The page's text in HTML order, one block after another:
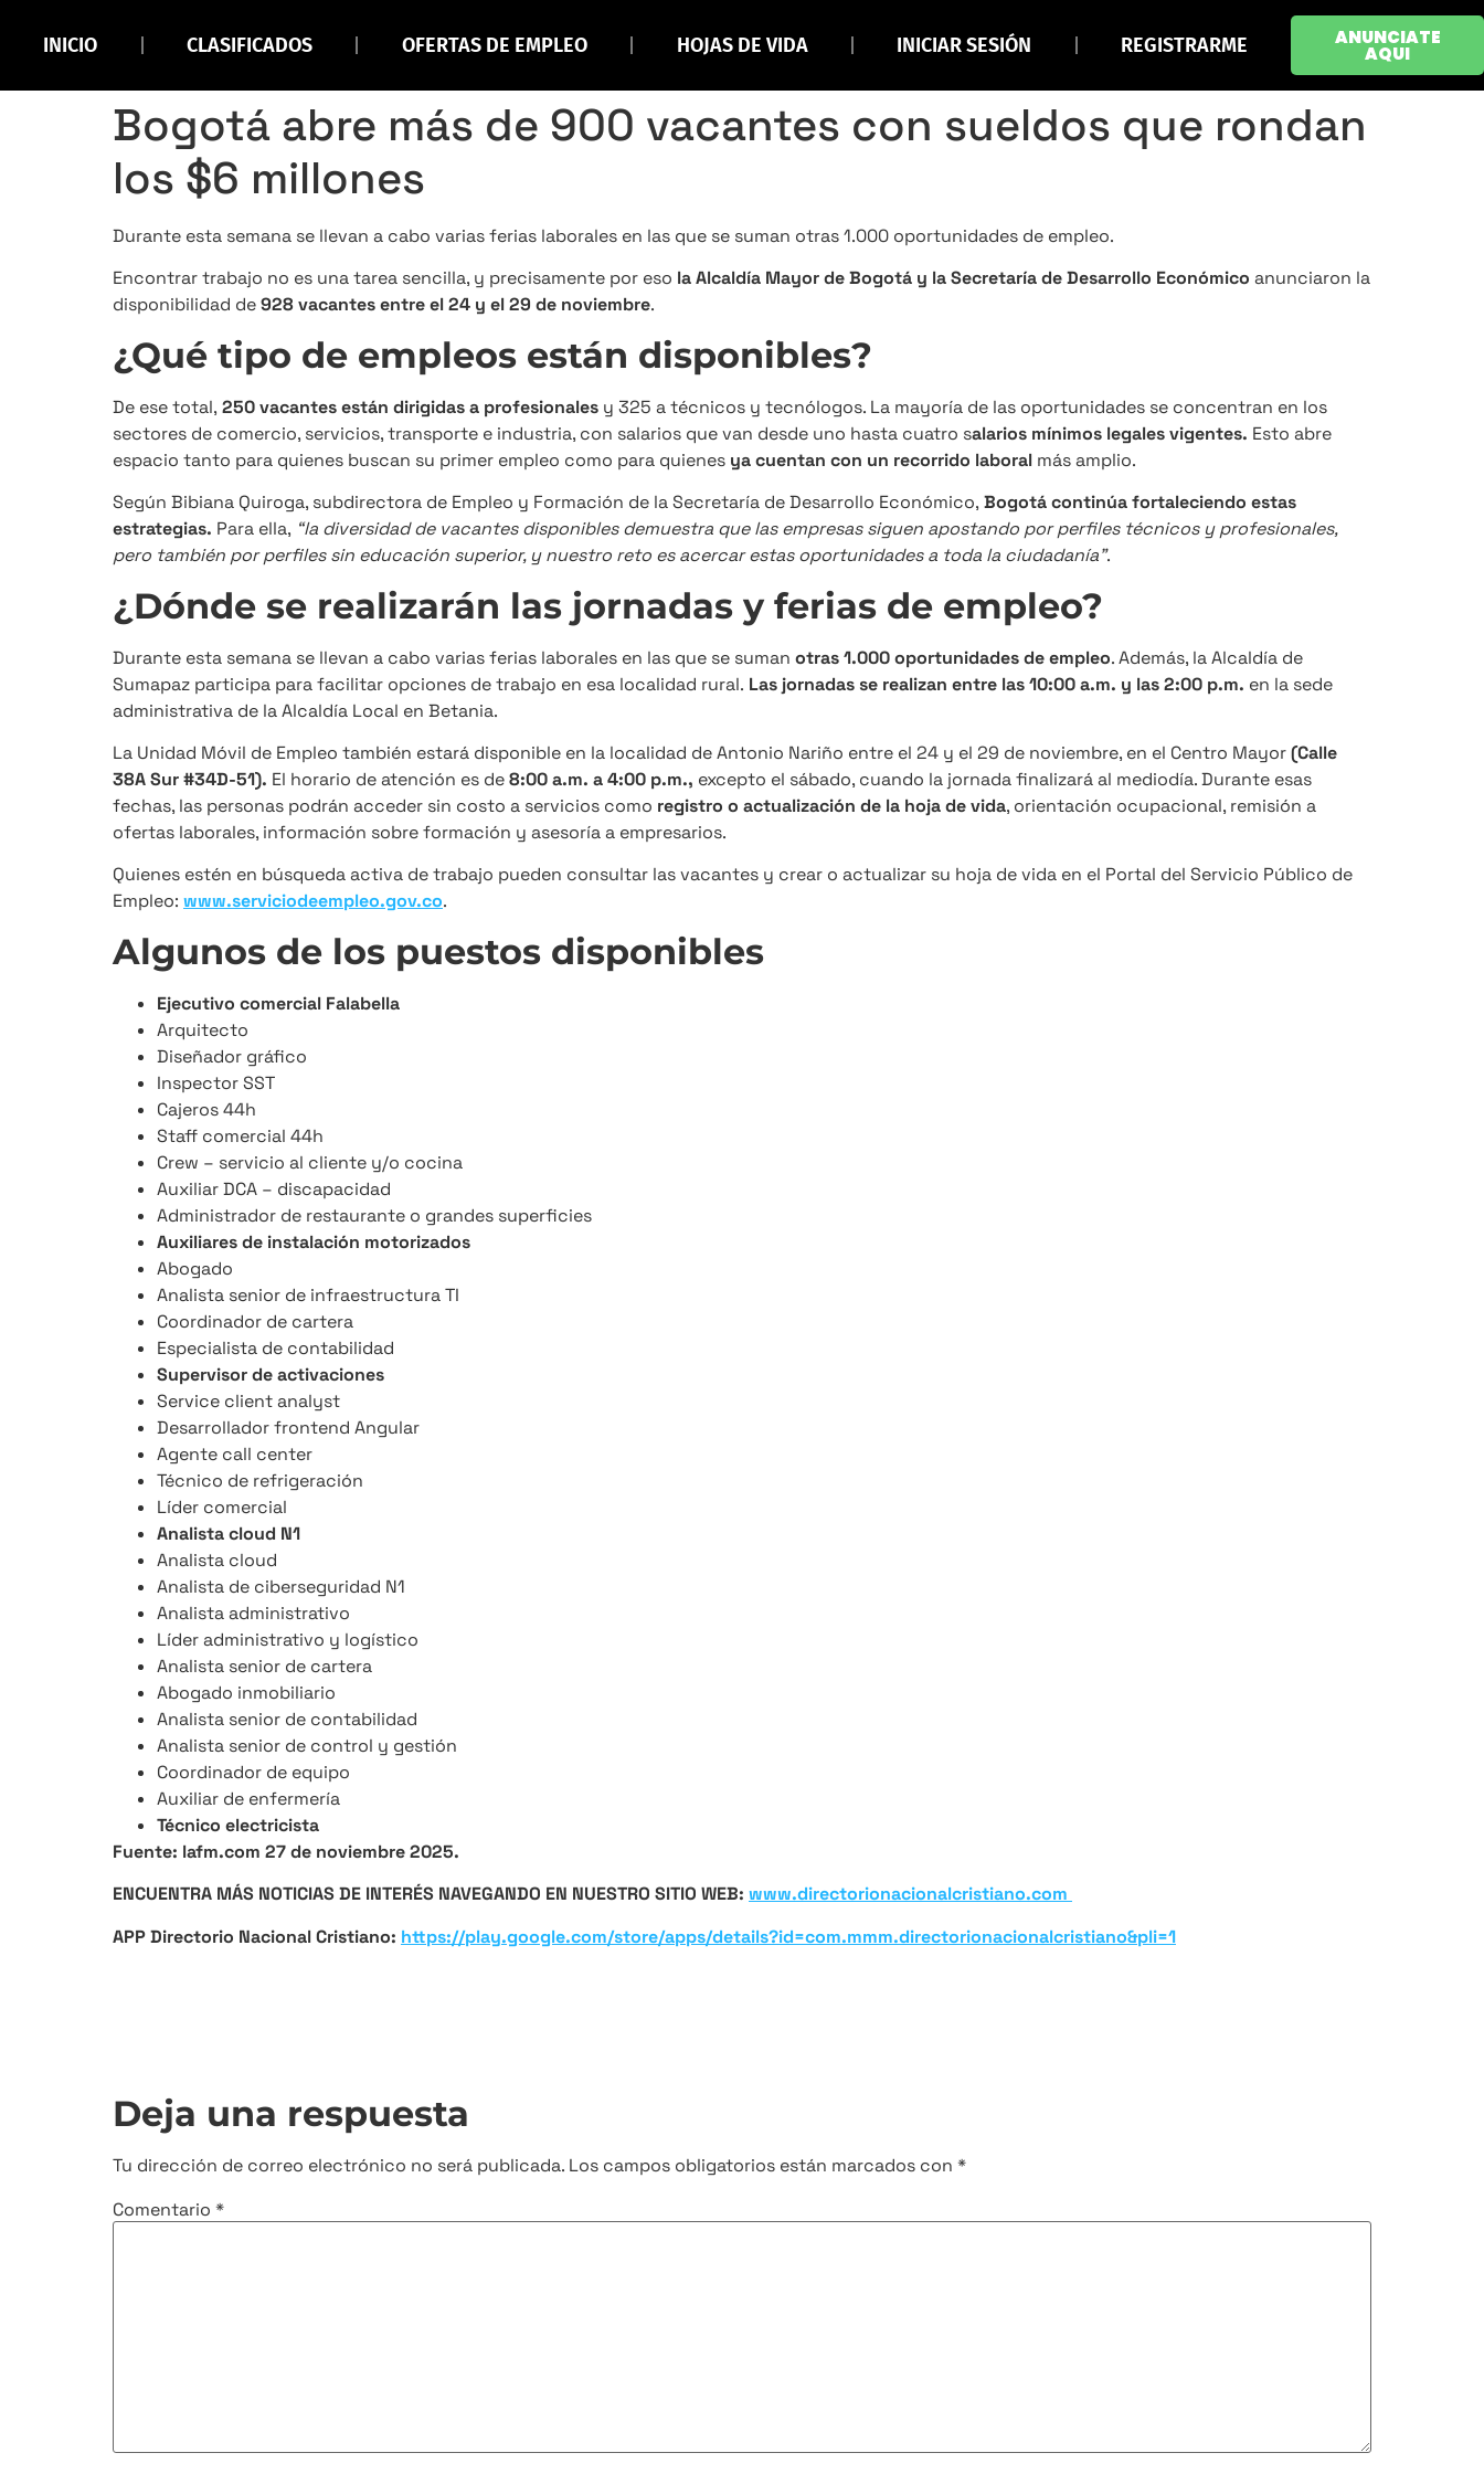
INICIO CLASIFICADOS OFERTAS DE EMPLEO HOJAS DE VIDA INICIAR SESIÓN REGISTRARME ANUNCIATE
AQUI
Bogotá abre más de 900 vacantes con sueldos que rondan
los $6 millones
Durante esta semana se llevan a cabo varias ferias laborales en las que se suman otras 1.000 oportunidades de empleo.
Encontrar trabajo no es una tarea sencilla, y precisamente por eso la Alcaldía Mayor de Bogotá y la Secretaría de Desarrollo Económico anunciaron la
disponibilidad de928 vacantes entre el 24 y el 29 de noviembre.
¿Qué tipo de empleos están disponibles?
De ese total, 250 vacantes están dirigidas a profesionales y 325 a técnicos y tecnólogos. La mayoría de las oportunidades se concentran en los
sectores de comercio, servicios, transporte e industria, con salarios que van desde uno hasta cuatro salarios mínimos legales vigentes. Esto abre
espacio tanto para quienes buscan su primer empleo como para quienes ya cuentan con un recorrido laboral más amplio.
Según Bibiana Quiroga, subdirectora de Empleo y Formación de la Secretaría de Desarrollo Económico, Bogotá continúa fortaleciendo estas
estrategias. Para ella, “la diversidad de vacantes disponibles demuestra que las empresas siguen apostando por perfiles técnicos y profesionales,
pero también por perfiles sin educación superior, y nuestro reto es acercar estas oportunidades a toda la ciudadanía”.
¿Dónde se realizarán las jornadas y ferias de empleo?
Durante esta semana se llevan a cabo varias ferias laborales en las que se suman otras 1.000 oportunidades de empleo. Además, la Alcaldía de
Sumapaz participa para facilitar opciones de trabajo en esa localidad rural. Las jornadas se realizan entre las 10:00 a.m. y las 2:00 p.m. en la sede
administrativa de la Alcaldía Local en Betania.
La Unidad Móvil de Empleo también estará disponible en la localidad de Antonio Nariño entre el 24 y el 29 de noviembre, en el Centro Mayor(Calle
38A Sur #34D-51). El horario de atención es de8:00 a.m. a 4:00 p.m., excepto el sábado, cuando la jornada finalizará al mediodía. Durante esas
fechas, las personas podrán acceder sin costo a servicios como registro o actualización de la hoja de vida, orientación ocupacional, remisión a
ofertas laborales, información sobre formación y asesoría a empresarios.
Quienes estén en búsqueda activa de trabajo pueden consultar las vacantes y crear o actualizar su hoja de vida en el Portal del Servicio Público de
Empleo: www.serviciodeempleo.gov.co.
Algunos de los puestos disponibles
Ejecutivo comercial Falabella
Arquitecto
Diseñador gráfico
Inspector SST
Cajeros 44h
Staff comercial 44h
Crew – servicio al cliente y/o cocina
Auxiliar DCA – discapacidad
Administrador de restaurante o grandes superficies
Auxiliares de instalación motorizados
Abogado
Analista senior de infraestructura TI
Coordinador de cartera
Especialista de contabilidad
Supervisor de activaciones
Service client analyst
Desarrollador frontend Angular
Agente call center
Técnico de refrigeración
Líder comercial
Analista cloud N1
Analista cloud
Analista de ciberseguridad N1
Analista administrativo
Líder administrativo y logístico
Analista senior de cartera
Abogado inmobiliario
Analista senior de contabilidad
Analista senior de control y gestión
Coordinador de equipo
Auxiliar de enfermería
Técnico electricista
Fuente: lafm.com 27 de noviembre 2025.
ENCUENTRA MÁS NOTICIAS DE INTERÉS NAVEGANDO EN NUESTRO SITIO WEB: www.directorionacionalcristiano.com
APP Directorio Nacional Cristiano: https://play.google.com/store/apps/details?id=com.mmm.directorionacionalcristiano&pli=1
Deja una respuesta
Tu dirección de correo electrónico no será publicada. Los campos obligatorios están marcados con *
Comentario *